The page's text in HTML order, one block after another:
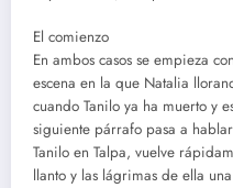
El comienzo
En ambos casos se empieza
escena en la que Natalia
cuando Tanilo ya ha muerto y
siguiente párrafo pasa a
Tanilo en Talpa, vuelve
llanto y las lágrimas de ella